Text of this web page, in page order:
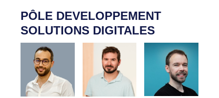
PÔLE DEVELOPPEMENT
SOLUTIONS DIGITALES